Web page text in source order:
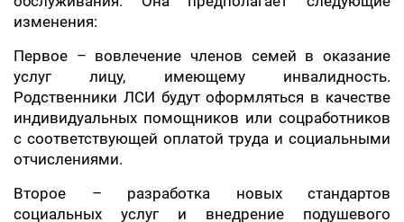
изменения:
Первое – вовлечение членов семей в оказание
услуг лицу, имеющему инвалидность.
Родственники ЛСИ будут оформляться в качестве
индивидуальных помощников или соцработников
с соответствующей оплатой труда и социальными
отчислениями.
Второе – разработка новых стандартов
социальных услуг и внедрение подушевого